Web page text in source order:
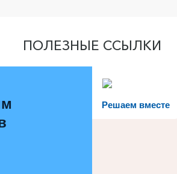
ПОЛЕЗНЫЕ ССЫЛКИ
Решаем вместе